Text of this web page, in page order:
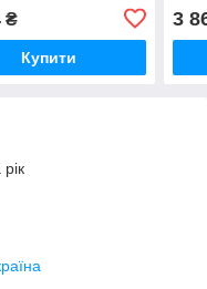
₴
Купити
3